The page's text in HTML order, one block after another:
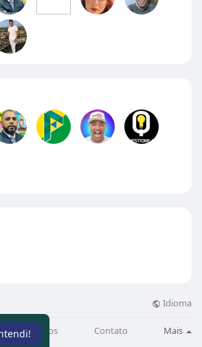
Idioma
Artigos Contato Mais